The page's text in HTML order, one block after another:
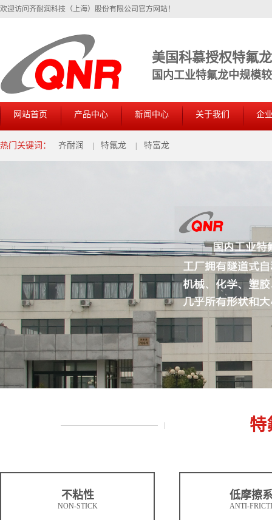
欢迎访问齐耐润科技（上海）股份有限公司官方网站！
美国科慕授权特氟
国内工业特氟龙中规模
网站首页 产品中心 新闻中心 关于我们 企
热门关键词： 齐耐润 特氟龙 特富龙
特
不粘性
NON-STICK
低摩擦
ANTI-